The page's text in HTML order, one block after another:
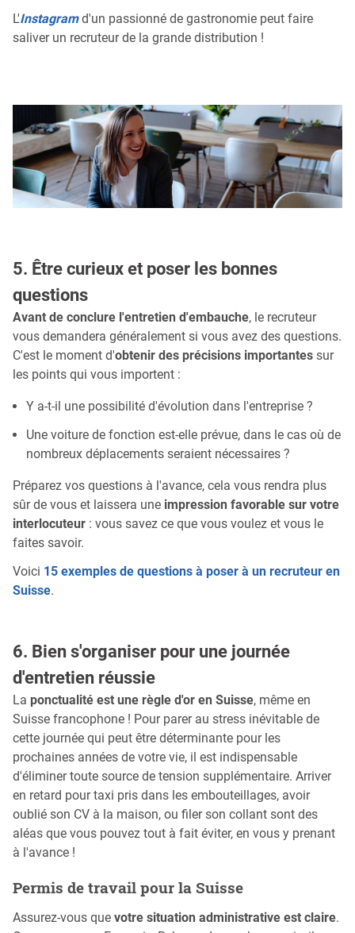
L'Instagramd'un passionné de gastronomie peut faire
saliver un recruteur de la grande distribution !
5. Être curieux et poser les bonnes
questions
Avant de conclure l'entretien d'embauche, le recruteur
vous demandera généralement si vous avez des questions.
C'est le moment d'obtenir des précisions importantes sur
les points qui vous importent :
Y a-t-il une possibilité d'évolution dans l'entreprise ?
Une voiture de fonction est-elle prévue, dans le cas où de
nombreux déplacements seraient nécessaires ?
Préparez vos questions à l'avance, cela vous rendra plus
sûr de vous et laissera une impression favorable sur votre
interlocuteur : vous savez ce que vous voulez et vous le
faites savoir.
Voici 15 exemples de questions à poser à un recruteur en
Suisse.
6. Bien s'organiser pour une journée
d'entretien réussie
La ponctualité est une règle d'or en Suisse, même en
Suisse francophone ! Pour parer au stress inévitable de
cette journée qui peut être déterminante pour les
prochaines années de votre vie, il est indispensable
d'éliminer toute source de tension supplémentaire. Arriver
en retard pour taxi pris dans les embouteillages, avoir
oublié son CV à la maison, ou filer son collant sont des
aléas que vous pouvez tout à fait éviter, en vous y prenant
à l'avance !
Permis de travail pour la Suisse
Assurez-vous que votre situation administrative est claire.